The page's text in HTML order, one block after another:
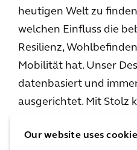
Our website uses
heutigen Welt zu
welchen Einfluss die
Resilienz,
Mobilität hat. Unser
datenbasiert und
ausgerichtet. Mit Stolz
bereitstellen, die